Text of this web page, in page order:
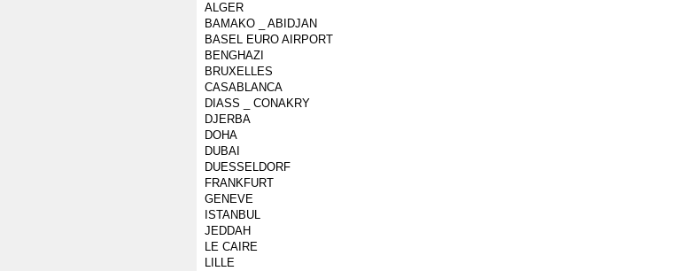
ALGER
BAMAKO _ ABIDJAN
BASEL EURO AIRPORT
BENGHAZI
BRUXELLES
CASABLANCA
DIASS _ CONAKRY
DJERBA
DOHA
DUBAI
DUESSELDORF
FRANKFURT
GENEVE
ISTANBUL
JEDDAH
LE CAIRE
LILLE